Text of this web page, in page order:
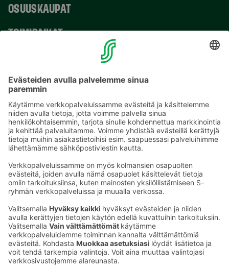
OSUUSKAUPAT
TOIMIPAIKAT
Sähköpostiosoitteet S-ryhmässä ovat muotoa
etunimi.sukunimi@sok.fi
Seuraa meitä: